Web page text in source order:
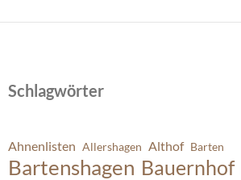
Schlagwörter
Ahnenlisten Allershagen Althof Barten
Bartenshagen Bauernhof